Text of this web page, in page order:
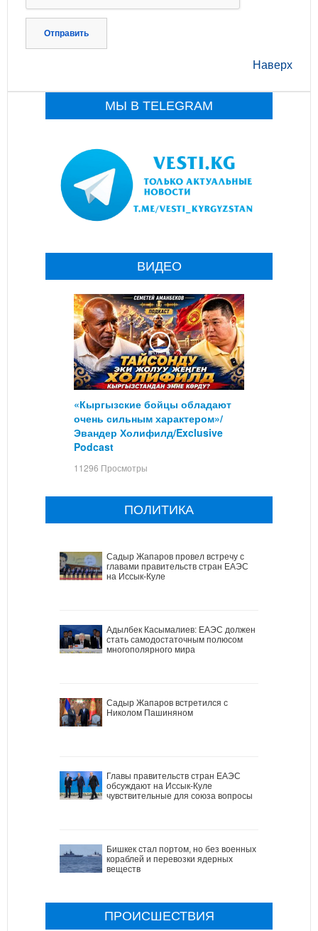
Отправить
Наверх
МЫ В TELEGRAM
ВИДЕО
«Кыргызские бойцы обладают
очень сильным характером»/
Эвандер Холифилд/Exclusive
Podcast
11296 Просмотры
ПОЛИТИКА
Садыр Жапаров провел встречу с
главами правительств стран ЕАЭС
на Иссык-Куле
Адылбек Касымалиев: ЕАЭС должен
стать самодостаточным полюсом
многополярного мира
Садыр Жапаров встретился с
Николом Пашиняном
Главы правительств стран ЕАЭС
обсуждают на Иссык-Куле
чувствительные для союза вопросы
Бишкек стал портом, но без военных
кораблей и перевозки ядерных
веществ
ПРОИСШЕСТВИЯ